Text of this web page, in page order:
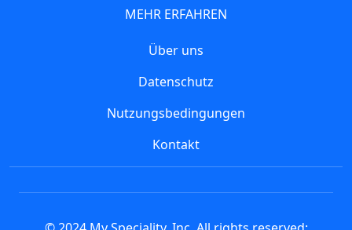
MEHR ERFAHREN
Über uns
Datenschutz
Nutzungsbedingungen
Kontakt